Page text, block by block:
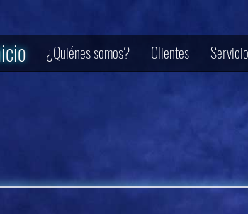
¿Quiénes somos? Clientes